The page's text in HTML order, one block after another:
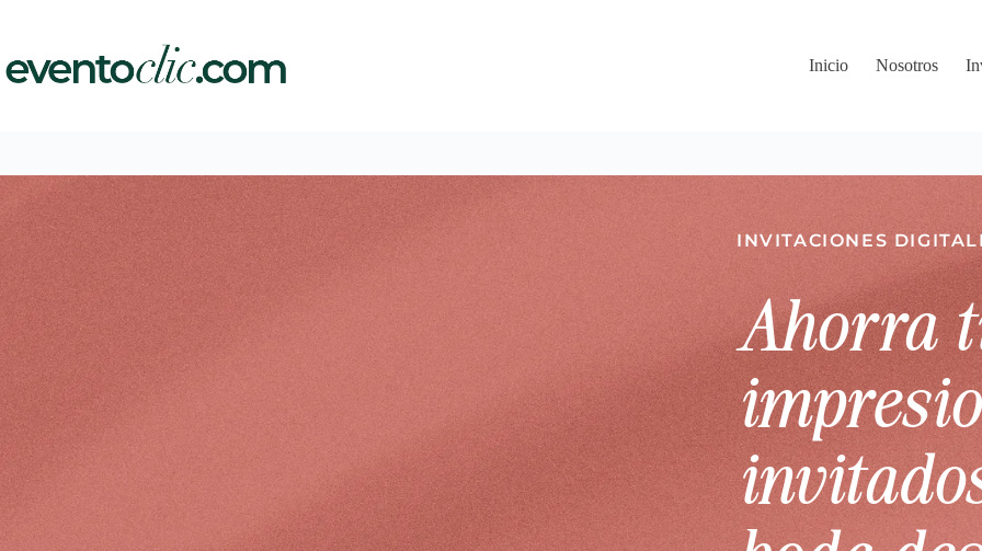
Inicio Nosotros
INVITACIONES
Ahorra